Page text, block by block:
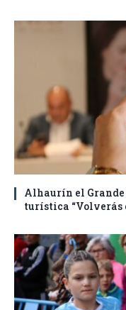
Alhaurín el
turística “Volverás